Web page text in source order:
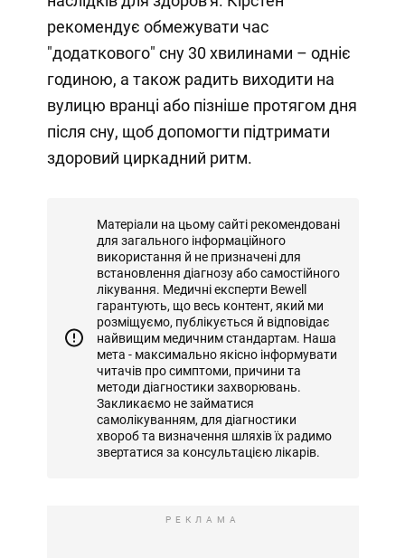
рекомендує обмежувати час
"додаткового" сну 30 хвилинами – одніє
годиною, а також радить виходити на
вулицю вранці або пізніше протягом дня
після сну, щоб допомогти підтримати
здоровий циркадний ритм.
Матеріали на цьому сайті рекомендовані
для загального інформаційного
використання й не призначені для
встановлення діагнозу або самостійного
лікування. Медичні експерти Bewell
гарантують, що весь контент, який ми
розміщуємо, публікується й відповідає
найвищим медичним стандартам. Наша
мета - максимально якісно інформувати
читачів про симптоми, причини та
методи діагностики захворювань.
Закликаємо не займатися
самолікуванням, для діагностики
хвороб та визначення шляхів їх радимо
звертатися за консультацією лікарів.
РЕКЛАМА